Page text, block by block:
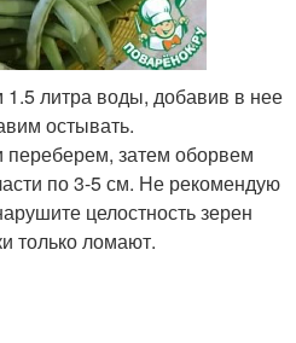
литра воды, добавив в нее
остывать.
затем оборвем
по 3-5 см. Не рекомендую
целостность зерен
только ломают.